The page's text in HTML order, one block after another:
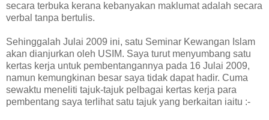
secara terbuka kerana kebanyakan maklumat adalah secara
verbal tanpa bertulis.
Sehinggalah Julai 2009 ini, satu Seminar Kewangan Islam
akan dianjurkan oleh USIM. Saya turut menyumbang satu
kertas kerja untuk pembentangannya pada 16 Julai 2009,
namun kemungkinan besar saya tidak dapat hadir. Cuma
sewaktu meneliti tajuk-tajuk pelbagai kertas kerja para
pembentang saya terlihat satu tajuk yang berkaitan iaitu :-